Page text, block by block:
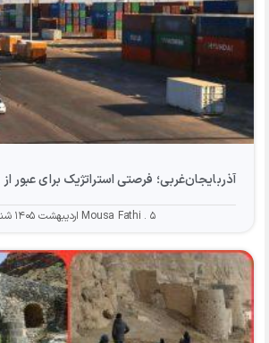
آذربایجان‌غربی؛ فرصتی استراتژیک برای عبور از
Mousa Fathi ۵ اردیبهشت ۱۴۰۵ شنبه